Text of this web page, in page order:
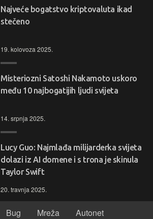
Najveće bogatstvo kriptovaluta ikad
stečeno
19. kolovoza 2025.
Misteriozni Satoshi Nakamoto uskoro
među 10 najbogatijih ljudi svijeta
14. srpnja 2025.
Lucy Guo: Najmlađa milijarderka svijeta
dolazi iz AI domene i s trona je skinula
Taylor Swift
20. travnja 2025.
Bug Mreža
Autonet